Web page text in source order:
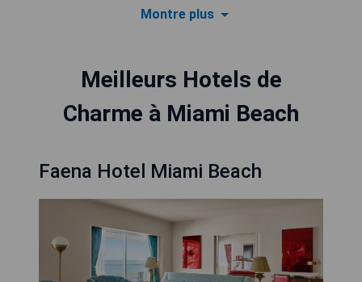
Montre plus
Meilleurs Hotels de
Charme à Miami Beach
Faena Hotel Miami Beach